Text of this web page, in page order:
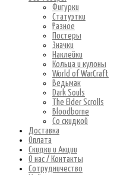
Фигурки
Статуэтки
Разное
Постеры
Значки
Наклейки
Кольца и кулоны
World of WarCraft
Ведьмак
Dark Souls
The Elder Scrolls
Bloodborne
Со скидкой
Доставка
Оплата
Скидки и Акции
О нас / Контакты
Сотрудничество